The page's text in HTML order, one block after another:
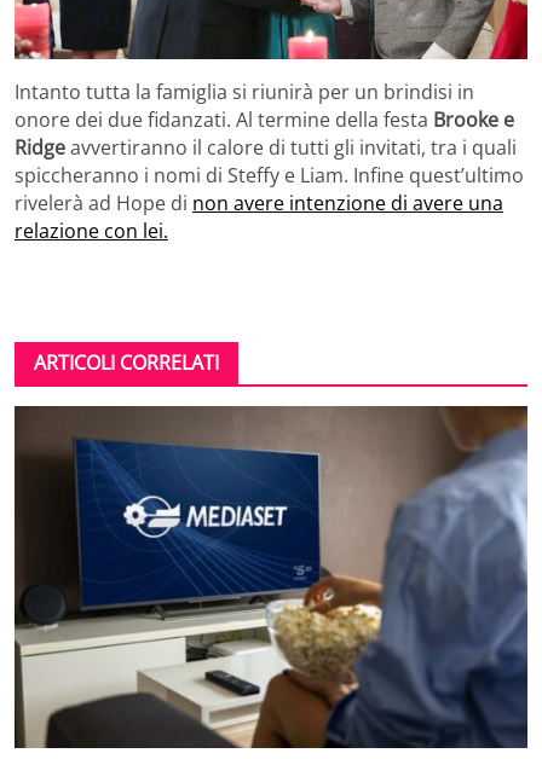
Intanto tutta la famiglia si riunirà per un brindisi in
onore dei due fidanzati. Al termine della festa Brooke e
Ridgeavvertiranno il calore di tutti gli invitati, tra i quali
spiccheranno i nomi di Steffy e Liam. Infine quest’ultimo
rivelerà ad Hope di non avere intenzione di avere una
relazione con lei.
ARTICOLI CORRELATI